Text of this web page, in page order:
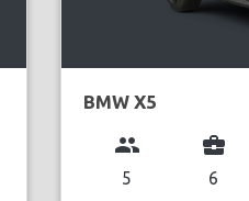
BMW X5
group
5
business_center
6